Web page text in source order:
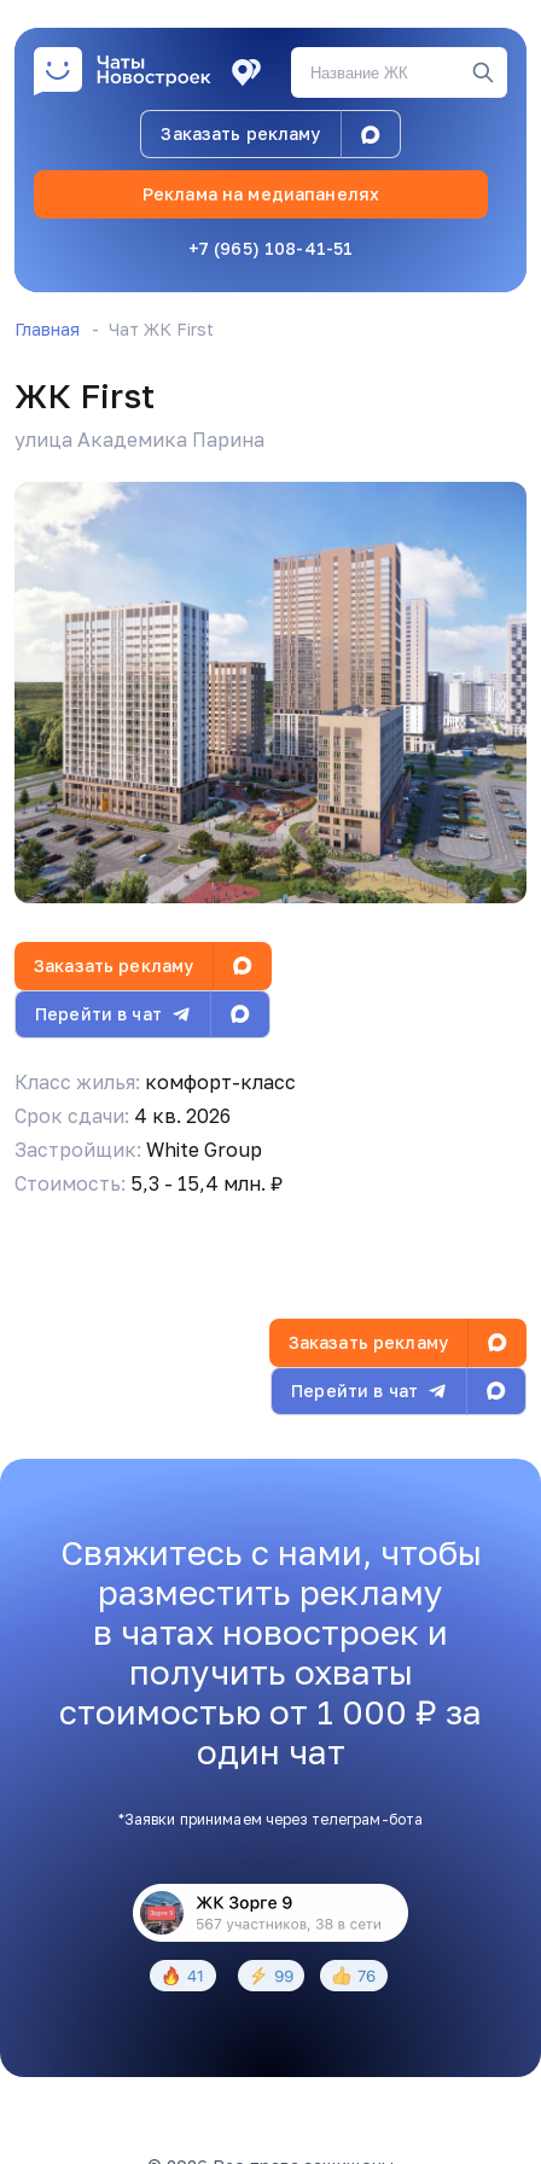
Реклама на медиапанелях
+7 (965) 108-41-51
Заказать рекламу
Главная Чат ЖК First
ЖК First
улица Академика Парина
Заказать рекламу
Перейти в чат
Класс жилья: комфорт-класс
Срок сдачи: 4 кв. 2026
Застройщик: White Group
Стоимость: 5,3 - 15,4 млн. ₽
Заказать рекламу
Перейти в чат
Свяжитесь с нами, чтобы
разместить рекламу
в чатах новостроек и
получить охваты
стоимостью от 1 000 ₽ за
один чат
*Заявки принимаем через телеграм-бота